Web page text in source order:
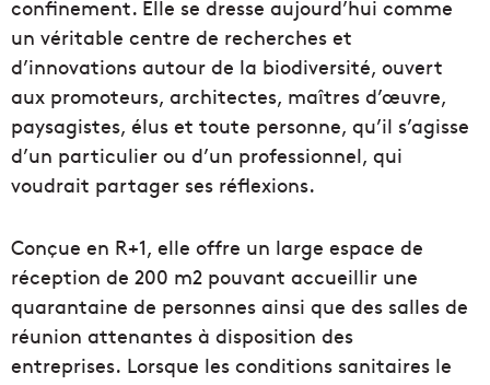
confinement. Elle se dresse aujourd’hui comme
un véritable centre de recherches et
d’innovations autour de la biodiversité, ouvert
aux promoteurs, architectes, maîtres d’œuvre,
paysagistes, élus et toute personne, qu’il s’agisse
d’un particulier ou d’un professionnel, qui
voudrait partager ses réflexions.
Conçue en R+1, elle offre un large espace de
réception de 200 m2 pouvant accueillir une
quarantaine de personnes ainsi que des salles de
réunion attenantes à disposition des
entreprises. Lorsque les conditions sanitaires le